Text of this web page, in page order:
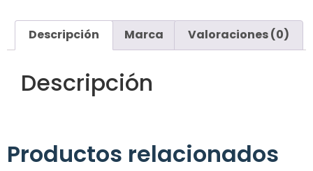
Descripción Marca Valoraciones (0)
Descripción
Productos relacionados